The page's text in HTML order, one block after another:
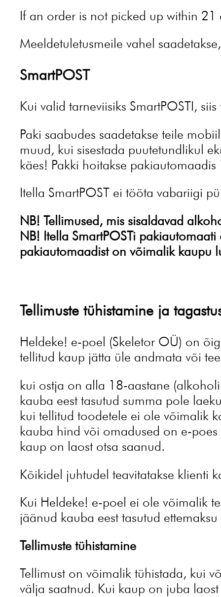
If an order is not picked up within
Meeldetuletusmeile vahel
SmartPOST
Kui valid tarneviisiks SmartPOSTI,
Paki saabudes saadetakse teile
muud, kui sisestada puutetundlikul
käes! Pakki hoitakse
Itella SmartPOST ei tööta vabariigi
NB! Tellimused, mis sisaldavad
NB! Itella SmartPOSTi
pakiautomaadist on võimalik kaupu
Tellimuste tühistamine ja
Heldeke! e-poel (Skeletor OÜ) on
tellitud kaup jätta üle andmata või
kui ostja on alla 18-aastane
kauba eest tasutud summa pole
kui tellitud toodetele ei ole võimalik
kauba hind või omadused on e-poes
kaup on laost otsa saanud.
Kõikidel juhtudel teavitatakse klienti
Kui Heldeke! e-poel ei ole võimalik
jäänud kauba eest tasutud
Tellimuste tühistamine
Tellimust on võimalik tühistada, kui
välja saatnud. Kui kaup on juba